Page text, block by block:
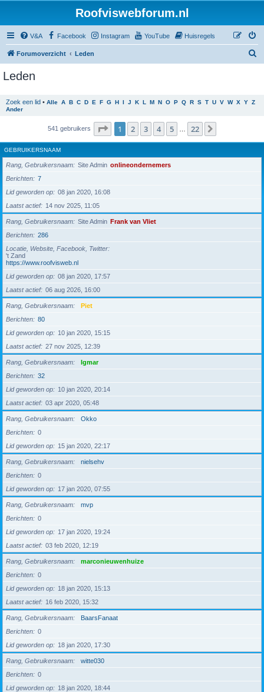
Roofviswebforum.nl
V&A Facebook Instagram YouTube Huisregels
Forumoverzicht Leden
Leden
Zoek een lid • Alle A B C D E F G H I J K L M N O P Q R S T U V W X Y Z
Ander
541 gebruikers Pagina van 22
1 2 3 4 5 22
GEBRUIKERSNAAM
Rang, Gebruikersnaam Site Admin onlineondernemers
Berichten
7
Lid geworden op
08 jan 2020, 16:08
Laatst actief
14 nov 2025, 11:05
Rang, Gebruikersnaam Site Admin Frank van Vliet
Berichten
286
Locatie, Website, Facebook, Twitter
't Zand
https://www.roofvisweb.nl
Lid geworden op
08 jan 2020, 17:57
Laatst actief
06 aug 2026, 16:00
Rang, Gebruikersnaam
Piet
Berichten
80
Lid geworden op
10 jan 2020, 15:15
Laatst actief
27 nov 2025, 12:39
Rang, Gebruikersnaam
Igmar
Berichten
32
Lid geworden op
10 jan 2020, 20:14
Laatst actief
03 apr 2020, 05:48
Rang, Gebruikersnaam
Okko
Berichten
0
Lid geworden op
15 jan 2020, 22:17
Rang, Gebruikersnaam
nielsehv
Berichten
0
Lid geworden op
17 jan 2020, 07:55
Rang, Gebruikersnaam
mvp
Berichten
0
Lid geworden op
17 jan 2020, 19:24
Laatst actief
03 feb 2020, 12:19
Rang, Gebruikersnaam
marconieuwenhuize
Berichten
0
Lid geworden op
18 jan 2020, 15:13
Laatst actief
16 feb 2020, 15:32
Rang, Gebruikersnaam
BaarsFanaat
Berichten
0
Lid geworden op
18 jan 2020, 17:30
Rang, Gebruikersnaam
witte030
Berichten
0
Lid geworden op
18 jan 2020, 18:44